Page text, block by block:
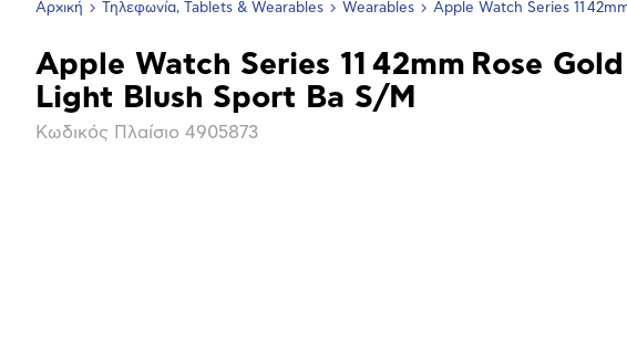
Αρχική Τηλεφωνία, Tablets & Wearables Wearables Apple Watch Series 11
Βασικά
χαρακτηριστικά
Apple Watch Series 11 42mm Rose
Light Blush Sport Ba S/M
Κωδικός Πλαίσιο 4905873